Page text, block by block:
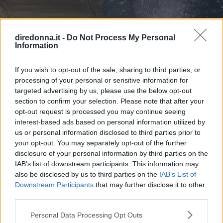
diredonna.it - Do Not Process My Personal
Information
If you wish to opt-out of the sale, sharing to third parties, or
processing of your personal or sensitive information for
targeted advertising by us, please use the below opt-out
section to confirm your selection. Please note that after your
opt-out request is processed you may continue seeing
interest-based ads based on personal information utilized by
us or personal information disclosed to third parties prior to
your opt-out. You may separately opt-out of the further
disclosure of your personal information by third parties on the
IAB’s list of downstream participants. This information may
also be disclosed by us to third parties on the IAB’s List of
Downstream Participants that may further disclose it to other
Please note that this website/app uses one or more Google
Personal Data Processing Opt Outs
NEWS
con le trasparenze, ed è subito
polemica
L'imprenditrice digitale ha indossato un top sotto al quale
si vede il seno completamente scoperto: e gli haters si sono
subito scatenati.
EMMA PIETRAROSA